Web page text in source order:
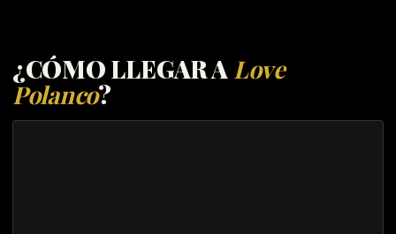
¿CÓMO LLEGAR ALove
Polanco?